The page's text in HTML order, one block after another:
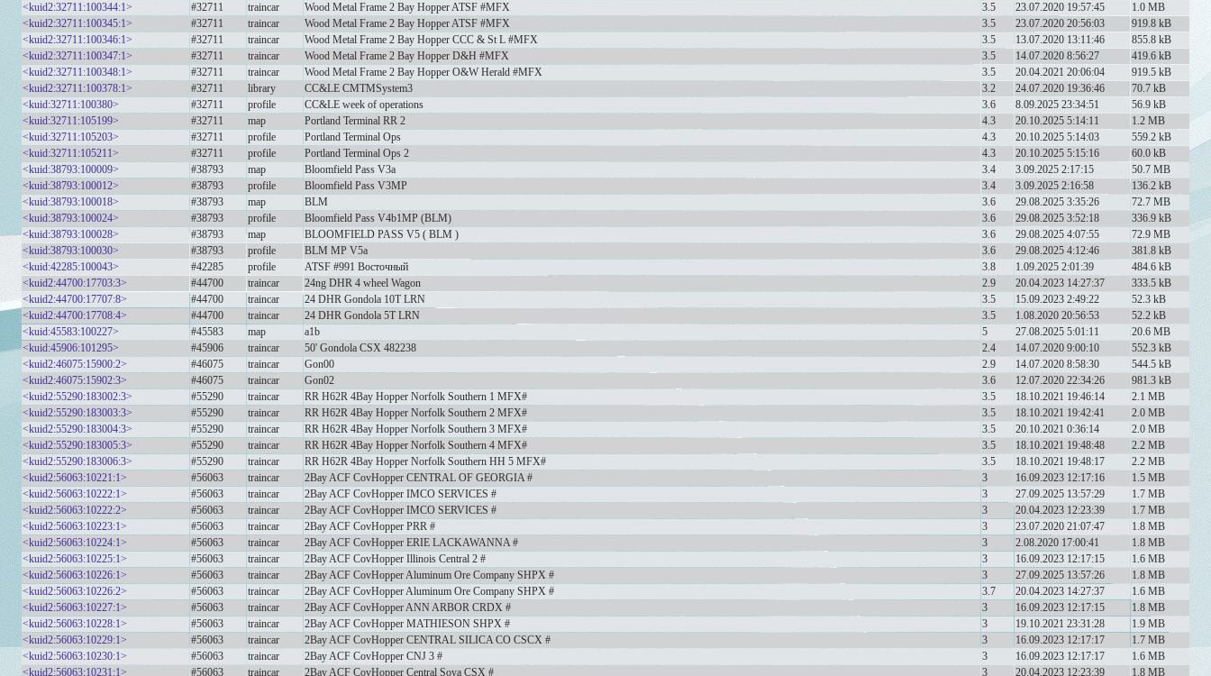
<kuid2:32711:100344:1>
#32711 traincar Wood Metal Frame 2 Bay Hopper ATSF #MFX 3.5 23.07.2020 19:57:45
1.0 MB
<kuid2:32711:100345:1>
#32711 traincar Wood Metal Frame 2 Bay Hopper ATSF #MFX 3.5 23.07.2020 20:56:03
919.8 kB
<kuid2:32711:100346:1>
#32711 traincar Wood Metal Frame 2 Bay Hopper CCC & St L #MFX 3.5 13.07.2020 13:11:46
855.8 kB
<kuid2:32711:100347:1>
#32711 traincar Wood Metal Frame 2 Bay Hopper D&H #MFX 3.5 14.07.2020 8:56:27
419.6 kB
<kuid2:32711:100348:1>
#32711 traincar Wood Metal Frame 2 Bay Hopper O&W Herald #MFX 3.5 20.04.2021 20:06:04
919.5 kB
<kuid2:32711:100378:1>
#32711 library CC&LE CMTMSystem3 3.2 24.07.2020 19:36:46
70.7 kB
<kuid:32711:100380>
#32711 profile CC&LE week of operations 3.6 8.09.2025 23:34:51
56.9 kB
<kuid:32711:105199>
#32711 map Portland Terminal RR 2 4.3 20.10.2025 5:14:11
1.2 MB
<kuid:32711:105203>
#32711 profile Portland Terminal Ops 4.3 20.10.2025 5:14:03
559.2 kB
<kuid:32711:105211>
#32711 profile Portland Terminal Ops 2 4.3 20.10.2025 5:15:16
60.0 kB
<kuid:38793:100009>
#38793 map Bloomfield Pass V3a 3.4 3.09.2025 2:17:15
50.7 MB
<kuid:38793:100012>
#38793 profile Bloomfield Pass V3MP 3.4 3.09.2025 2:16:58
136.2 kB
<kuid:38793:100018>
#38793 map BLM 3.6 29.08.2025 3:35:26
72.7 MB
<kuid:38793:100024>
#38793 profile Bloomfield Pass V4b1MP (BLM) 3.6 29.08.2025 3:52:18
336.9 kB
<kuid:38793:100028>
#38793 map BLOOMFIELD PASS V5 ( BLM ) 3.6 29.08.2025 4:07:55
72.9 MB
<kuid:38793:100030>
#38793 profile BLM MP V5a 3.6 29.08.2025 4:12:46
381.8 kB
<kuid:42285:100043>
#42285 profile ATSF #991 Восточный 3.8 1.09.2025 2:01:39
484.6 kB
<kuid2:44700:17703:3>
#44700 traincar 24ng DHR 4 wheel Wagon 2.9 20.04.2023 14:27:37
333.5 kB
<kuid2:44700:17707:8>
#44700 traincar 24 DHR Gondola 10T LRN 3.5 15.09.2023 2:49:22
52.3 kB
<kuid2:44700:17708:4>
#44700 traincar 24 DHR Gondola 5T LRN 3.5 1.08.2020 20:56:53
52.2 kB
<kuid:45583:100227>
#45583 map a1b 5 27.08.2025 5:01:11
20.6 MB
<kuid:45906:101295>
#45906 traincar 50' Gondola CSX 482238 2.4 14.07.2020 9:00:10
552.3 kB
<kuid2:46075:15900:2>
#46075 traincar Gon00 2.9 14.07.2020 8:58:30
544.5 kB
<kuid2:46075:15902:3>
#46075 traincar Gon02 3.6 12.07.2020 22:34:26
981.3 kB
<kuid2:55290:183002:3>
#55290 traincar RR H62R 4Bay Hopper Norfolk Southern 1 MFX# 3.5 18.10.2021 19:46:14
2.1 MB
<kuid2:55290:183003:3>
#55290 traincar RR H62R 4Bay Hopper Norfolk Southern 2 MFX# 3.5 18.10.2021 19:42:41
2.0 MB
<kuid2:55290:183004:3>
#55290 traincar RR H62R 4Bay Hopper Norfolk Southern 3 MFX# 3.5 20.10.2021 0:36:14
2.0 MB
<kuid2:55290:183005:3>
#55290 traincar RR H62R 4Bay Hopper Norfolk Southern 4 MFX# 3.5 18.10.2021 19:48:48
2.2 MB
<kuid2:55290:183006:3>
#55290 traincar RR H62R 4Bay Hopper Norfolk Southern HH 5 MFX# 3.5 18.10.2021 19:48:17
2.2 MB
<kuid2:56063:10221:1>
#56063 traincar 2Bay ACF CovHopper CENTRAL OF GEORGIA # 3 16.09.2023 12:17:16
1.5 MB
<kuid2:56063:10222:1>
#56063 traincar 2Bay ACF CovHopper IMCO SERVICES # 3 27.09.2025 13:57:29
1.7 MB
<kuid2:56063:10222:2>
#56063 traincar 2Bay ACF CovHopper IMCO SERVICES # 3 20.04.2023 12:23:39
1.7 MB
<kuid2:56063:10223:1>
#56063 traincar 2Bay ACF CovHopper PRR # 3 23.07.2020 21:07:47
1.8 MB
<kuid2:56063:10224:1>
#56063 traincar 2Bay ACF CovHopper ERIE LACKAWANNA # 3 2.08.2020 17:00:41
1.8 MB
<kuid2:56063:10225:1>
#56063 traincar 2Bay ACF CovHopper Illinois Central 2 # 3 16.09.2023 12:17:15
1.6 MB
<kuid2:56063:10226:1>
#56063 traincar 2Bay ACF CovHopper Aluminum Ore Company SHPX # 3 27.09.2025 13:57:26
1.8 MB
<kuid2:56063:10226:2>
#56063 traincar 2Bay ACF CovHopper Aluminum Ore Company SHPX # 3.7 20.04.2023 14:27:37
1.6 MB
<kuid2:56063:10227:1>
#56063 traincar 2Bay ACF CovHopper ANN ARBOR CRDX # 3 16.09.2023 12:17:15
1.8 MB
<kuid2:56063:10228:1>
#56063 traincar 2Bay ACF CovHopper MATHIESON SHPX # 3 19.10.2021 23:31:28
1.9 MB
<kuid2:56063:10229:1>
#56063 traincar 2Bay ACF CovHopper CENTRAL SILICA CO CSCX # 3 16.09.2023 12:17:17
1.7 MB
<kuid2:56063:10230:1>
#56063 traincar 2Bay ACF CovHopper CNJ 3 # 3 16.09.2023 12:17:17
1.6 MB
<kuid2:56063:10231:1>
#56063 traincar 2Bay ACF CovHopper Central Soya CSX # 3 20.04.2023 12:23:39
1.8 MB